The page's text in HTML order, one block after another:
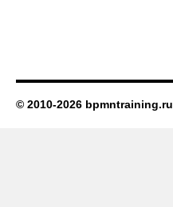
© 2010-2026 bpmntraining.ru